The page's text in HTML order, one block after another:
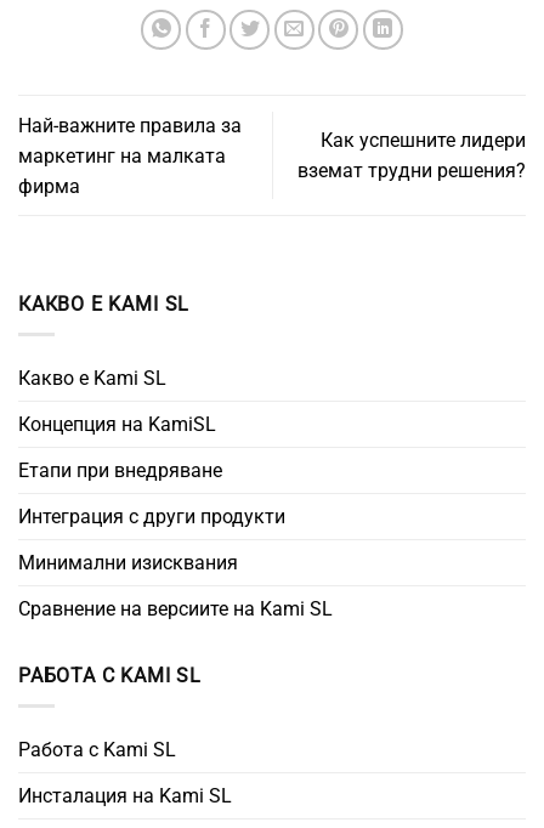
Най-важните правила за
маркетинг на малката
фирма
Как успешните лидери
вземат трудни решения?
КАКВО Е KAMI SL
Какво е Kami SL
Концепция на KamiSL
Етапи при внедряване
Интеграция с други продукти
Минимални изисквания
Сравнение на версиите на Kami SL
РАБОТА С KAMI SL
Работа с Kami SL
Инсталация на Kami SL